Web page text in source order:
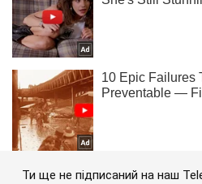
Ти ще не підписаний на наш